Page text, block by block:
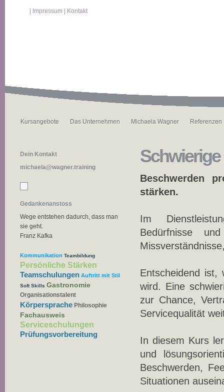
Impressum Kontakt
Kursangebote Das Unternehmen Michaela Wagner Referenzen
Beschwerden
stärken.
Im
Bedürfnisse
Entscheidend ist,
wird. Eine
zur Chance,
Servicequalität
In diesem Kurs
und
Beschwerden,
Situationen
Dein Kontakt
michaela@wagner.training
Gedankenanstoss
Wege entstehen dadurch, dass man
sie geht.
Franz Kafka
Kommunikation Teambildung
Persönliche Stärken
Teamschulungen Auftritt mit Stil
Soft Skills Gastronomie
Organisationstalent
Körpersprache Philosophie
Fachausweis
Serviceschulungen
Prüfungsvorbereitung